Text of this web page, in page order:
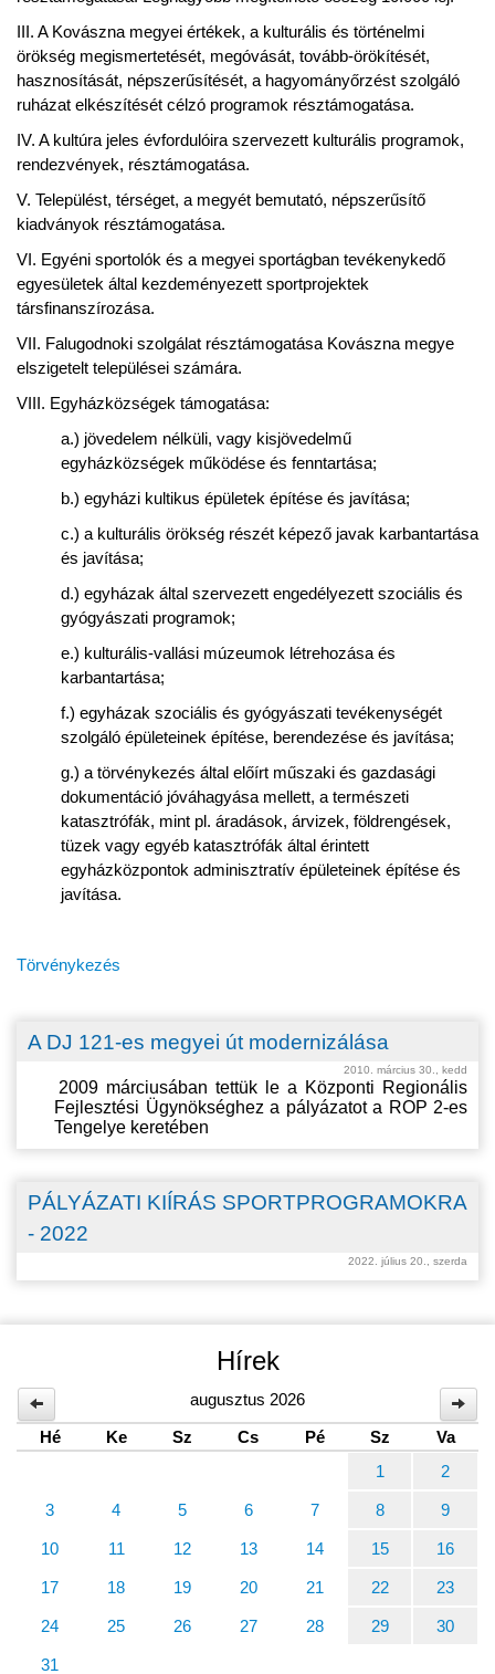
III. A Kovászna megyei értékek, a kulturális és történelmi
örökség megismertetését, megóvását, tovább-örökítését,
hasznosítását, népszerűsítését, a hagyományőrzést szolgáló
ruházat elkészítését célzó programok résztámogatása.
IV. A kultúra jeles évfordulóira szervezett kulturális programok,
rendezvények, résztámogatása.
V. Települést, térséget, a megyét bemutató, népszerűsítő
kiadványok résztámogatása.
VI. Egyéni sportolók és a megyei sportágban tevékenykedő
egyesületek által kezdeményezett sportprojektek
társfinanszírozása.
VII. Falugodnoki szolgálat résztámogatása Kovászna megye
elszigetelt települései számára.
VIII. Egyházközségek támogatása:
a.) jövedelem nélküli, vagy kisjövedelmű
egyházközségek működése és fenntartása;
b.) egyházi kultikus épületek építése és javítása;
c.) a kulturális örökség részét képező javak karbantartása
és javítása;
d.) egyházak által szervezett engedélyezett szociális és
gyógyászati programok;
e.) kulturális-vallási múzeumok létrehozása és
karbantartása;
f.) egyházak szociális és gyógyászati tevékenységét
szolgáló épületeinek építése, berendezése és javítása;
g.) a törvénykezés által előírt műszaki és gazdasági
dokumentáció jóváhagyása mellett, a természeti
katasztrófák, mint pl. áradások, árvizek, földrengések,
tüzek vagy egyéb katasztrófák által érintett
egyházközpontok adminisztratív épületeinek építése és
javítása.
Törvénykezés
A DJ 121-es megyei út modernizálása
2010. március 30., kedd
2009 márciusában tettük le a Központi Regionális
Fejlesztési Ügynökséghez a pályázatot a ROP 2-es
Tengelye keretében
PÁLYÁZATI KIÍRÁS SPORTPROGRAMOKRA
- 2022
2022. július 20., szerda
Hírek
augusztus 2026
Hé
Ke Sz Cs Pé Sz
Va
1
2
3 4 5 6 7 8 9
10 11 12 13 14 15 16
17 18 19 20 21 22 23
24 25 26 27 28 29 30
31